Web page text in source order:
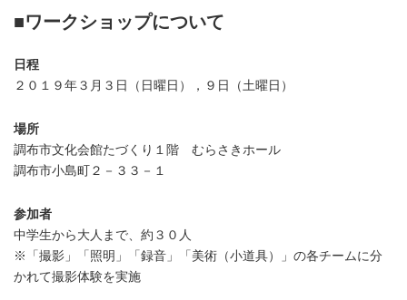
■ワークショップについて
日程
２０１９年３月３日（日曜日），９日（土曜日）
場所
調布市文化会館たづくり１階 むらさきホール
調布市小島町２－３３－１
参加者
中学生から大人まで、約３０人
※「撮影」「照明」「録音」「美術（小道具）」の各チームに分
かれて撮影体験を実施